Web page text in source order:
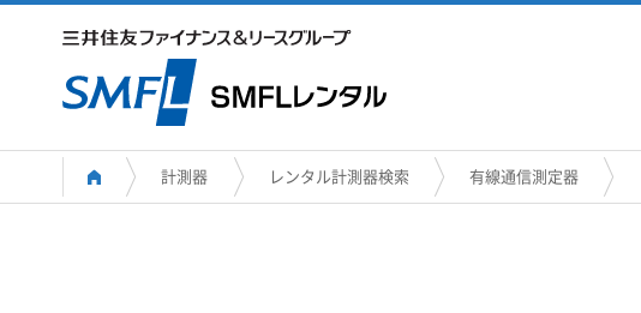
計測器 レンタル計測器検索 有線通信測定器